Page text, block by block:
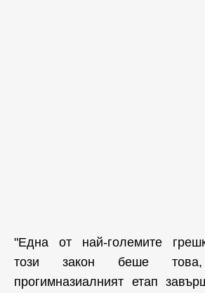
"Една от най-големите
този закон беше
прогимназиалният етап